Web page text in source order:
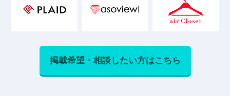
掲載希望・相談したい方はこちら